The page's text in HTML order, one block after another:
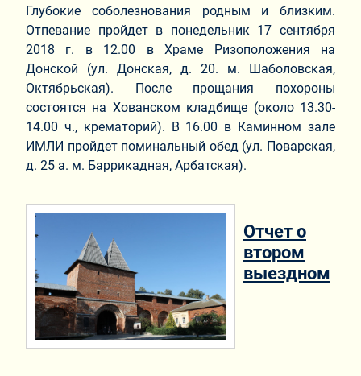
Глубокие соболезнования родным и близким.
Отпевание пройдет в понедельник 17 сентября
2018 г. в 12.00 в Храме Ризоположения на
Донской (ул. Донская, д. 20. м. Шаболовская,
Октябрьская). После прощания похороны
состоятся на Хованском кладбище (около 13.30-
14.00 ч., крематорий). В 16.00 в Каминном зале
ИМЛИ пройдет поминальный обед (ул. Поварская,
д. 25 а. м. Баррикадная, Арбатская).
Отчет о
втором
выездном